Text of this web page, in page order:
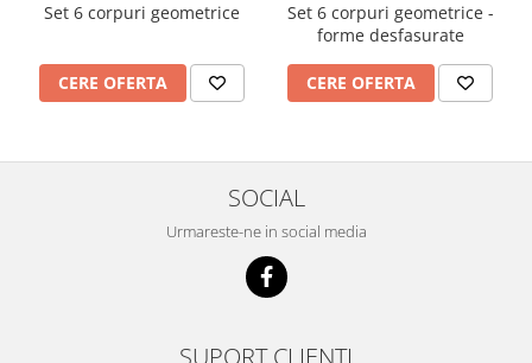
Camere Videoconferinta
Tehnologie Educationala
Mobilier Cresa si Gradinita
Set 6 corpuri geometrice
CERE OFERTA
Set 6 corpuri geometrice -
forme desfasurate
CERE OFERTA
SOCIAL
Urmareste-ne in social media